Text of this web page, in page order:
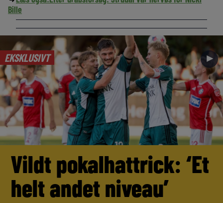
Bille
EKSKLUSIVT ►
Vildt pokalhattrick: ‘Et
helt andet niveau’